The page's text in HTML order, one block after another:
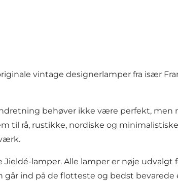
vintage designerlamper fra især
behøver ikke være perfekt, men
til rå, rustikke, nordiske og
lamper. Alle lamper er nøje udvalgt
ind på de flotteste og bedst bevarede